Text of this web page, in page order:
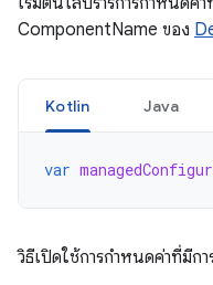
ComponentName ของ
Kotlin Java
var
วิธีเปิดใช้การกำหนดค่าที่มีกา